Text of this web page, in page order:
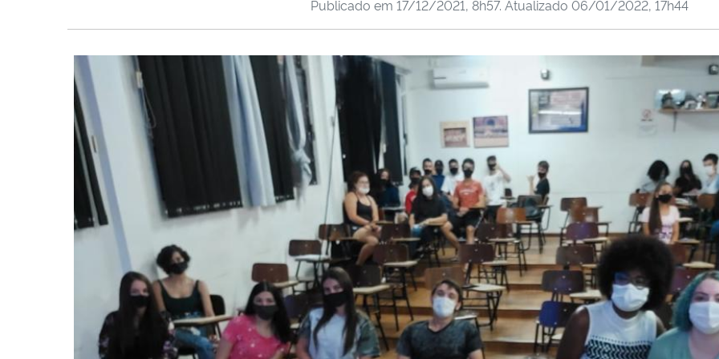
Publicado em 17/12/2021, 8h57. Atualizado 06/01/2022, 17h44